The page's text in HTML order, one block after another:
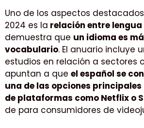
Uno de los aspectos
2024 es la relación entre
demuestra que un idioma es
vocabulario. El anuario incluye
estudios en relación a sectores
apuntan a que el español se
una de las opciones
de plataformas como Netflix o
de para consumidores de